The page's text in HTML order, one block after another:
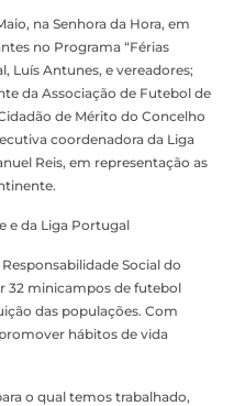
na Senhora da Hora, em
no Programa “Férias
Luís Antunes, e vereadores;
da Associação de Futebol de
de Mérito do Concelho
coordenadora da Liga
Reis, em representação as
e da Liga Portugal
Social do
32 minicampos de futebol
das populações. Com
hábitos de vida
o qual temos trabalhado,